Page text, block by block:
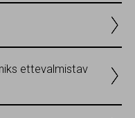
ettevalmistav